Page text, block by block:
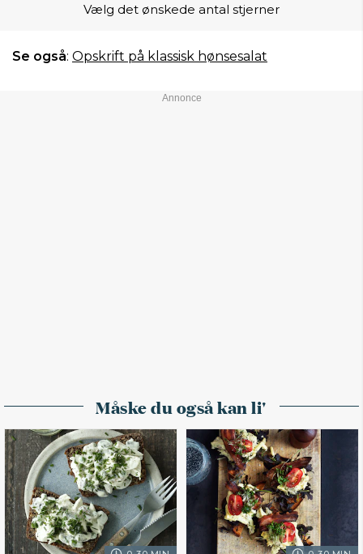
Vælg det ønskede antal stjerner
Se også: Opskrift på klassisk hønsesalat
Måske du også kan li'